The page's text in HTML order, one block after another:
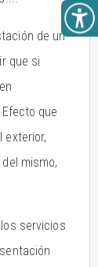
de un
que si
que
exterior,
mismo,
servicios